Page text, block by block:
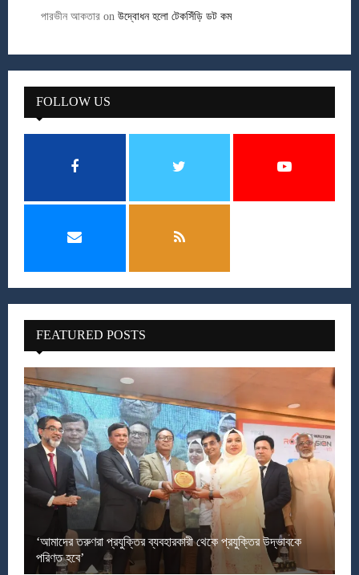
পারভীন আকতার on উদ্বোধন হলো টেকসিঁড়ি ডট কম
FOLLOW US
FEATURED POSTS
‘আমাদের তরুণরা প্রযুক্তির ব্যবহারকারী থেকে প্রযুক্তির উদ্ভাবকে
পরিণত হবে’